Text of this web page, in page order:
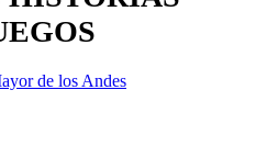
de los Andes